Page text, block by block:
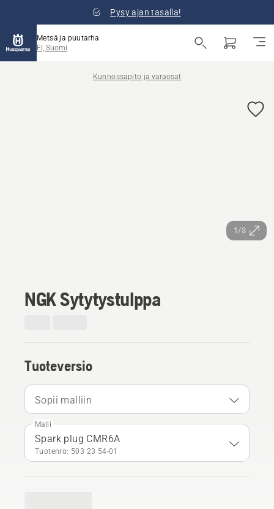
Pysy ajan tasalla!
Metsä ja puutarha
FI, Suomi
Kunnossapito ja varaosat
1/3
NGK Sytytystulppa
Tuoteversio
Sopii malliin
Malli
Spark plug CMR6A
Tuotenro: 503 23 54‑01